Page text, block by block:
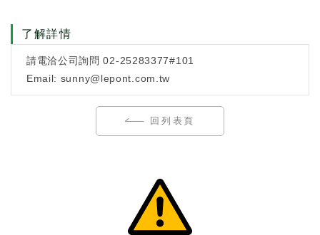
了解詳情
請電洽公司詢問 02-25283377#101
Email: sunny@lepont.com.tw
回列表頁